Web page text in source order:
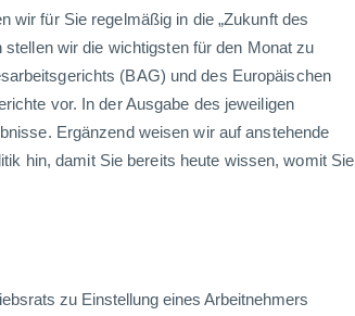
wir für Sie regelmäßig in die „Zukunft des
wir die wichtigsten für den Monat zu
(BAG) und des Europäischen
vor. In der Ausgabe des jeweiligen
Ergänzend weisen wir auf anstehende
hin, damit Sie bereits heute wissen, womit Sie
zu Einstellung eines Arbeitnehmers